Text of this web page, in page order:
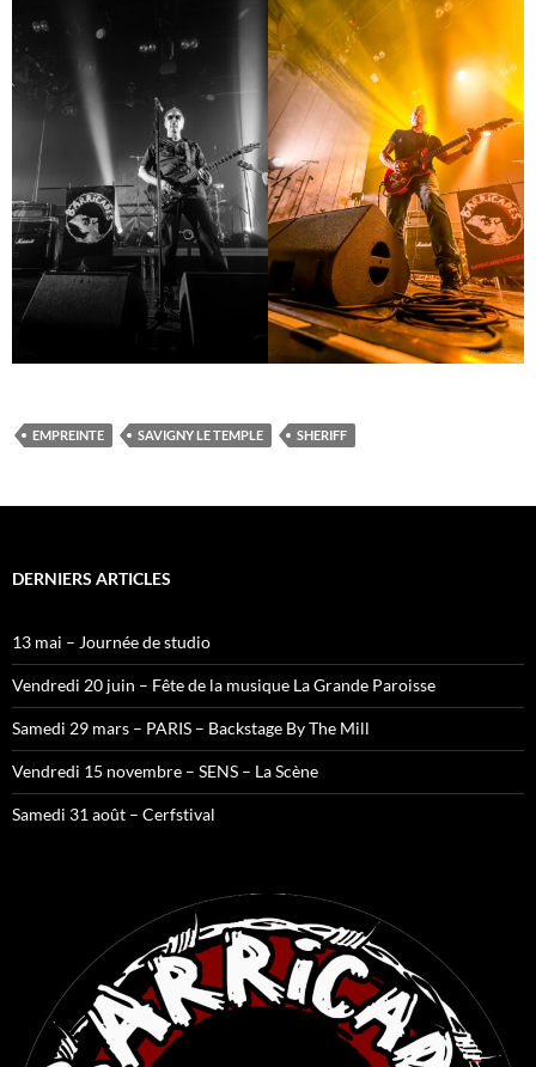
EMPREINTE SAVIGNY LE TEMPLE SHERIFF
DERNIERS ARTICLES
13 mai – Journée de studio
Vendredi 20 juin – Fête de la musique La Grande Paroisse
Samedi 29 mars – PARIS – Backstage By The Mill
Vendredi 15 novembre – SENS – La Scène
Samedi 31 août – Cerfstival